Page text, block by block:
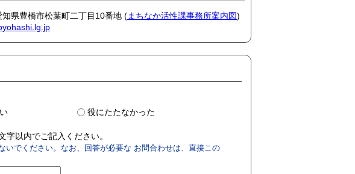
県豊橋市松葉町二丁目10番地 (まちなか活性課事務所案内図)
役にたたなかった
字以内でご記入ください。
いでください。なお、回答が必要な お問合わせは、直接この